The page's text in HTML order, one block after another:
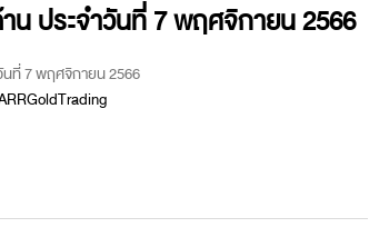
น ประจำวันที่ 7 พฤศจิกายน 2566
นที่ 7 พฤศจิกายน 2566